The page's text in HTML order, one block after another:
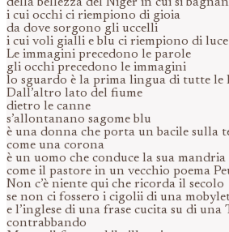
della bellezza del Niger in cui si
i cui occhi ci riempiono di gioia
da dove sorgono gli uccelli
i cui voli gialli e blu ci riempiono di
Le immagini precedono le parole
gli occhi precedono le immagini
lo sguardo è la prima lingua di tutte le
Dall’altro lato del fiume
dietro le canne
s’allontanano sagome blu
è una donna che porta un bacile sulla
come una corona
è un uomo che conduce la sua mandria
come il pastore in un vecchio poema
Non c’è niente qui che ricorda il secolo
se non ci fossero i cigolii di una
e l’inglese di una frase cucita su di
contrabbando